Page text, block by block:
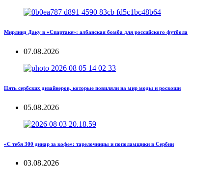
Мирлинд Даку в «Спартаке»: албанская бомба для российского футбола
07.08.2026
Пять сербских дизайнеров, которые повиляли на мир моды и роскоши
05.08.2026
«С тебя 300 динар за кофе»: тарелочницы и пополамщики в Сербии
03.08.2026